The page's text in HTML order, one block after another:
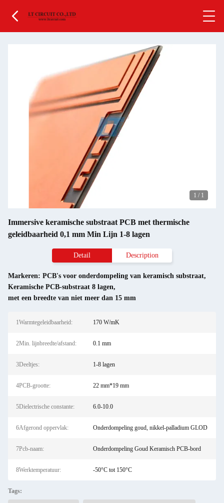
1 / 1
Immersive keramische substraat PCB met thermische
geleidbaarheid 0,1 mm Min Lijn 1-8 lagen
Detail Description
Markeren: PCB's voor onderdompeling van keramisch substraat,
Keramische PCB-substraat 8 lagen,
met een breedte van niet meer dan 15 mm
1Warmtegeleidbaarheid: 170 W/mK
2Min. lijnbreedte/afstand: 0.1 mm
3Deeltjes: 1-8 lagen
4PCB-grootte: 22 mm*19 mm
5Dielectrische constante: 6.0-10.0
6Afgerond oppervlak: Onderdompeling goud, nikkel-palladium GLOD
7Pcb-naam: Onderdompeling Goud Keramisch PCB-bord
8Werktemperatuur: -50°C tot 150°C
Tags: